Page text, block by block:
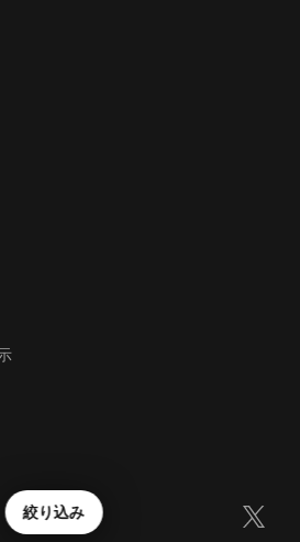
絞り込み